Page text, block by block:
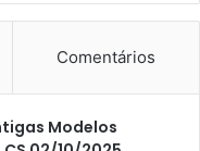
Comentários
Modelos